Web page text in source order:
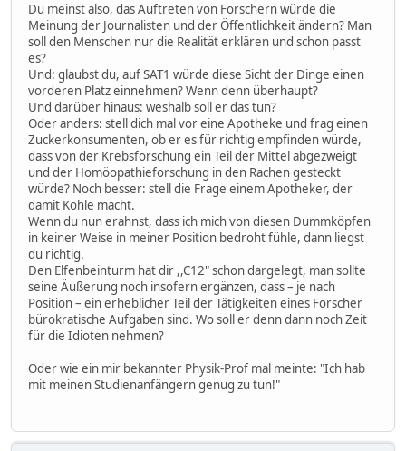
Du meinst also, das Auftreten von Forschern würde die
Meinung der Journalisten und der Öffentlichkeit ändern? Man
soll den Menschen nur die Realität erklären und schon passt
es?
Und: glaubst du, auf SAT1 würde diese Sicht der Dinge einen
vorderen Platz einnehmen? Wenn denn überhaupt?
Und darüber hinaus: weshalb soll er das tun?
Oder anders: stell dich mal vor eine Apotheke und frag einen
Zuckerkonsumenten, ob er es für richtig empfinden würde,
dass von der Krebsforschung ein Teil der Mittel abgezweigt
und der Homöopathieforschung in den Rachen gesteckt
würde? Noch besser: stell die Frage einem Apotheker, der
damit Kohle macht.
Wenn du nun erahnst, dass ich mich von diesen Dummköpfen
in keiner Weise in meiner Position bedroht fühle, dann liegst
du richtig.
Den Elfenbeinturm hat dir ,,C12" schon dargelegt, man sollte
seine Äußerung noch insofern ergänzen, dass – je nach
Position – ein erheblicher Teil der Tätigkeiten eines Forscher
bürokratische Aufgaben sind. Wo soll er denn dann noch Zeit
für die Idioten nehmen?
Oder wie ein mir bekannter Physik-Prof mal meinte: "Ich hab
mit meinen Studienanfängern genug zu tun!"